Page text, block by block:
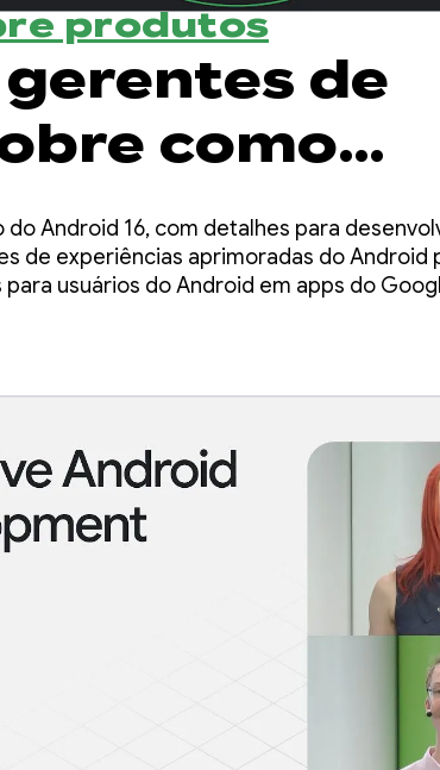
produtos
de
como
Android
do Android 16, com detalhes para
de experiências aprimoradas do Android
usuários do Android em apps do